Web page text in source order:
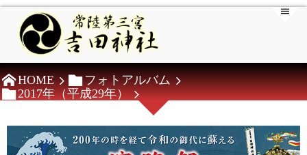
HOME
フォトアルバム
2017年（平成29年）